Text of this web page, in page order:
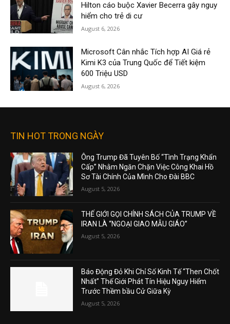
Hilton cáo buộc Xavier Becerra gây nguy
hiểm cho trẻ di cư
August 6, 2026
Microsoft Cân nhắc Tích hợp AI Giá rẻ
Kimi K3 của Trung Quốc để Tiết kiệm
600 Triệu USD
August 6, 2026
TIN HOT TRONG NGÀY
Ông Trump Đã Tuyên Bố “Tình Trạng Khẩn
Cấp” Nhằm Ngăn Chặn Việc Công Khai Hồ
Sơ Tài Chính Của Mình Cho Đài BBC
August 5, 2026
THẾ GIỚI GỌI CHÍNH SÁCH CỦA TRUMP VỀ
IRAN LÀ “NGOẠI GIAO MẪU GIÁO”
August 5, 2026
Báo Động Đỏ Khi Chỉ Số Kinh Tế “Then Chốt
Nhất” Thế Giới Phát Tín Hiệu Nguy Hiểm
Trước Thềm bầu Cử Giữa Kỳ
August 5, 2026